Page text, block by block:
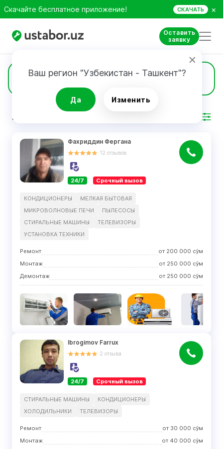
Скачайте бесплатное приложение! СКАЧАТЬ ×
Оставить
заявку
Ваш регион "Узбекистан - Ташкент"?
Да Изменить
Кондиционеры 24
РЕЗУЛЬТАТ
Фахриддин Фергана
12 отзывов
24/7 Срочный вызов
КОНДИЦИОНЕРЫ
МЕЛКАЯ БЫТОВАЯ
МИКРОВОЛНОВЫЕ ПЕЧИ
ПЫЛЕСОСЫ
СТИРАЛЬНЫЕ МАШИНЫ
ТЕЛЕВИЗОРЫ
УСТАНОВКА ТЕХНИКИ
Ремонт от 200 000 сўм
Монтаж
от 250 000 сўм
Демонтаж
от 250 000 сўм
Ibrogimov Farrux
2 отзыва
24/7 Срочный вызов
СТИРАЛЬНЫЕ МАШИНЫ
КОНДИЦИОНЕРЫ
ХОЛОДИЛЬНИКИ
ТЕЛЕВИЗОРЫ
Ремонт от 30 000 сўм
Монтаж
от 40 000 сўм